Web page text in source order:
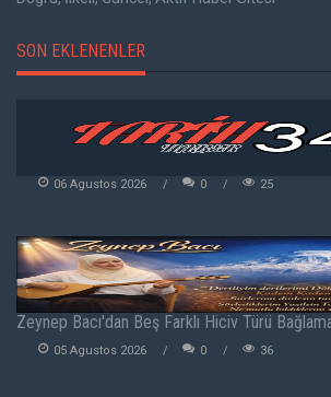
SON EKLENENLER
06 Agustos 2026 0 25
Zeynep Bacı'dan Beş Farklı Hiciv Türü
05 Agustos 2026 0 36